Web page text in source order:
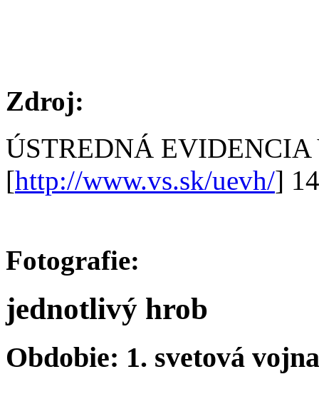
Zdroj:
ÚSTREDNÁ
[http://www.vs.sk/uevh/]
Fotografie:
jednotlivý hrob
Obdobie: 1. svetová vojna